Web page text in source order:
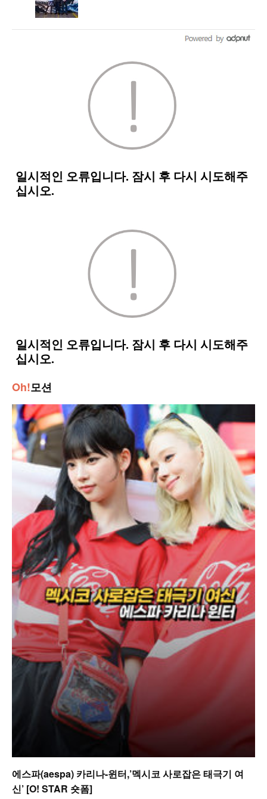
Oh!모션
에스파(aespa) 카리나-윈터,’멕시코 사로잡은 태극기 여
신’ [O! STAR 숏폼]